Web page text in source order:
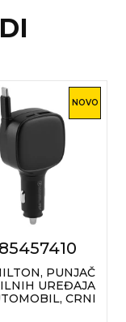
NOVO
PUNJAČ
UREĐAJA
CRNI